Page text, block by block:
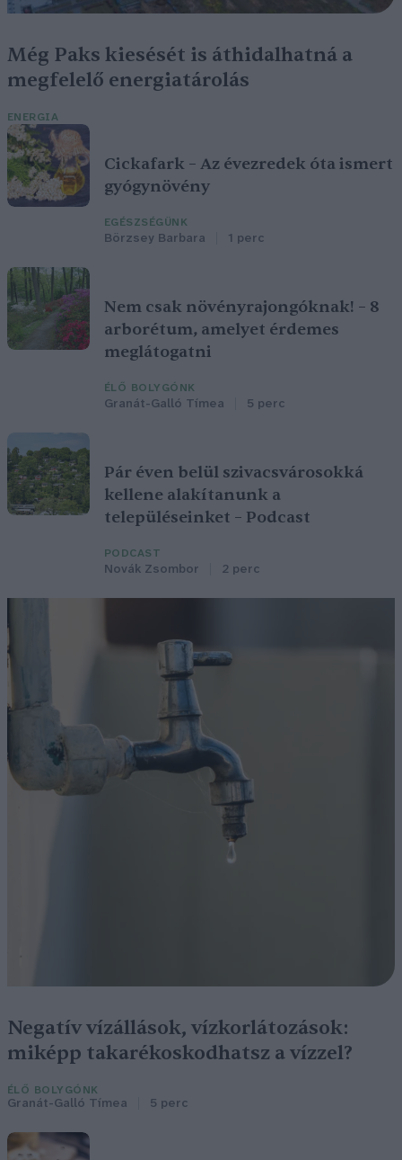
Még Paks kiesését is áthidalhatná a
megfelelő energiatárolás
ENERGIA
Cickafark – Az évezredek óta ismert
gyógynövény
EGÉSZSÉGÜNK
Börzsey Barbara 1 perc
Nem csak növényrajongóknak! – 8
arborétum, amelyet érdemes
meglátogatni
ÉLŐ BOLYGÓNK
Granát-Galló Tímea 5 perc
Pár éven belül szivacsvárosokká
kellene alakítanunk a
településeinket – Podcast
PODCAST
Novák Zsombor 2 perc
Negatív vízállások, vízkorlátozások:
miképp takarékoskodhatsz a vízzel?
ÉLŐ BOLYGÓNK
Granát-Galló Tímea 5 perc